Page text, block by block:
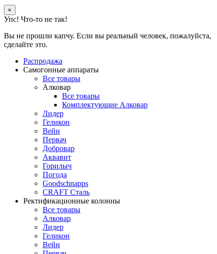
×
Упс! Что-то не так!
Вы не прошли капчу. Если вы реальный человек, пожалуйста,
сделайте это.
Распродажа
Самогонные аппараты
Все товары
Алковар
Все товары
Комплектующие Алковар
Лидер
Геликон
Вейн
Первач
Добровар
Аквавит
Горилыч
Погода
Goodschnapps
CRAFT Сталь
Ректификационные колонны
Все товары
Алковар
Лидер
Геликон
Вейн